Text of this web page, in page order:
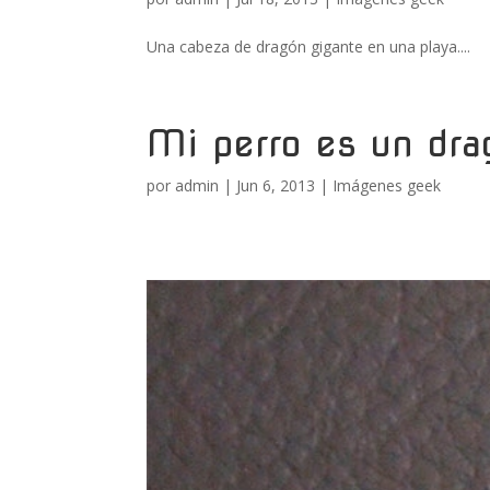
Una cabeza de dragón gigante en una playa....
Mi perro es un
por admin | Jun 6, 2013 | Imágenes geek